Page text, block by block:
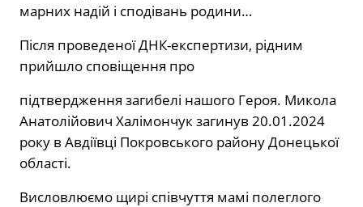
марних надій і сподівань родини…
Після проведеної ДНК-експертизи, рідним
прийшло сповіщення про
підтвердження загибелі нашого Героя. Микола
Анатолійович Халімончук загинув 20.01.2024
року в Авдіївці Покровського району Донецької
області.
Висловлюємо щирі співчуття мамі полеглого